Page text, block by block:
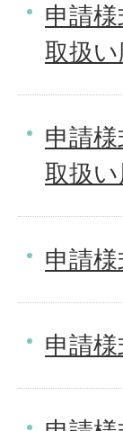
申請
取扱
申請
取扱
申請
申請